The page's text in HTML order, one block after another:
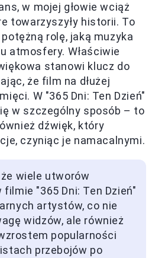
w mojej głowie wciąż
towarzyszyły historii. To
rolę, jaką muzyka
atmosfery. Właściwie
stanowi klucz do
że film na dłużej
W "365 Dni: Ten Dzień"
w szczególny sposób – to
dźwięk, który
czyniąc je namacalnymi.
wiele utworów
"365 Dni: Ten Dzień"
artystów, co nie
widzów, ale również
popularności
przebojów po